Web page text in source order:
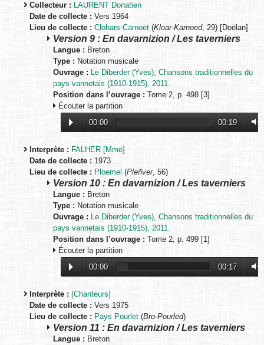
Collecteur : LAURENT Donatien
Date de collecte : Vers 1964
Lieu de collecte : Clohars-Carnoët (Kloar-Karnoed, 29) [Doëlan]
Version 9 : En davarnizion / Les taverniers
Langue : Breton
Type : Notation musicale
Ouvrage : Le Diberder (Yves), Chansons traditionnelles du
pays vannetais (1910-1915), 2011.
Position dans l’ouvrage : Tome 2, p. 498 [3]
Écouter la partition
00:00
00:19
Interprète : FALHER [Mme]
Date de collecte : 1973
Lieu de collecte : Ploemel (Pleñver, 56)
Version 10 : En davarnizion / Les taverniers
Langue : Breton
Type : Notation musicale
Ouvrage : Le Diberder (Yves), Chansons traditionnelles du
pays vannetais (1910-1915), 2011.
Position dans l’ouvrage : Tome 2, p. 499 [1]
Écouter la partition
00:00
00:17
Interprète : [Chanteurs]
Date de collecte : Vers 1975
Lieu de collecte : Pays Pourlet (Bro-Pourled)
Version 11 : En davarnizion / Les taverniers
Langue : Breton